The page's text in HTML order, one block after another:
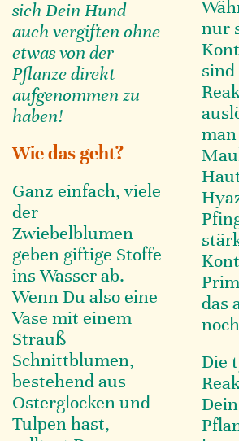
sich Dein Hund
auch vergiften ohne
etwas von der
Pflanze direkt
aufgenommen zu
haben!
Wie das geht?
Ganz einfach, viele
der
Zwiebelblumen
geben giftige Stoffe
ins Wasser ab.
Wenn Du also eine
Vase mit einem
Strauß
Schnittblumen,
bestehend aus
Osterglocken und
Tulpen hast,
nur
das
Die